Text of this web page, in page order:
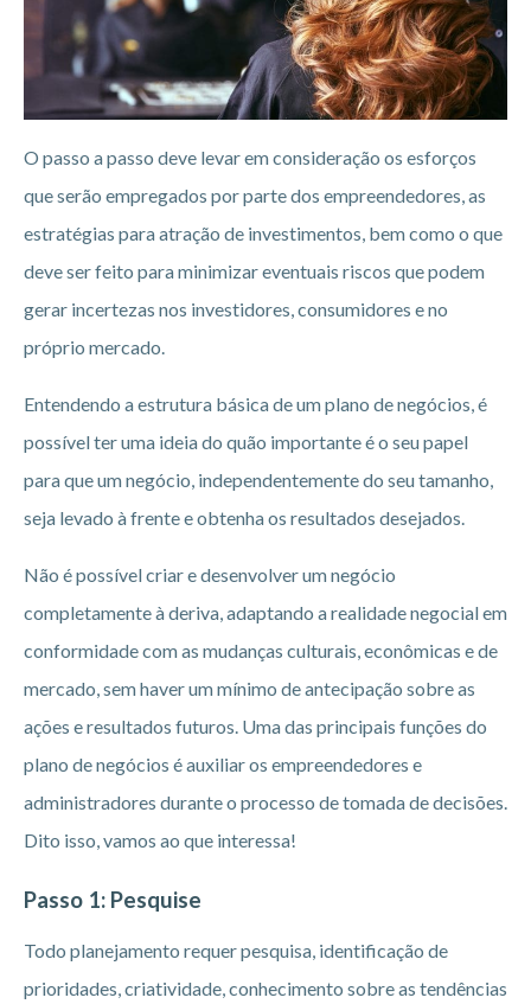
O passo a passo deve levar em consideração os esforços
que serão empregados por parte dos empreendedores, as
estratégias para atração de investimentos, bem como o que
deve ser feito para minimizar eventuais riscos que podem
gerar incertezas nos investidores, consumidores e no
próprio mercado.
Entendendo a estrutura básica de um plano de negócios, é
possível ter uma ideia do quão importante é o seu papel
para que um negócio, independentemente do seu tamanho,
seja levado à frente e obtenha os resultados desejados.
Não é possível criar e desenvolver um negócio
completamente à deriva, adaptando a realidade negocial em
conformidade com as mudanças culturais, econômicas e de
mercado, sem haver um mínimo de antecipação sobre as
ações e resultados futuros. Uma das principais funções do
plano de negócios é auxiliar os empreendedores e
administradores durante o processo de tomada de decisões.
Dito isso, vamos ao que interessa!
Passo 1: Pesquise
Todo planejamento requer pesquisa, identificação de
prioridades, criatividade, conhecimento sobre as tendências